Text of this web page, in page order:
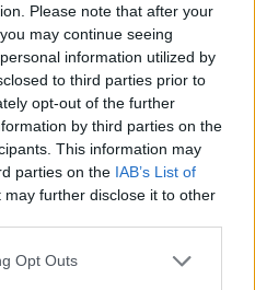
Please note that after your
may continue seeing
information utilized by
to third parties prior to
opt-out of the further
by third parties on the
This information may
parties on the IAB’s List of
may further disclose it to other
uses one or more Google
Opt Outs
τους κανόνες σχολιασμού
ΠΡΟΣΘΗΚΗ